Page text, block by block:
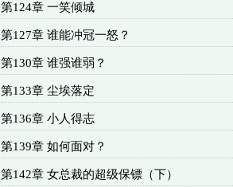
第124章 一笑倾城
第127章 谁能冲冠一怒？
第130章 谁强谁弱？
第133章 尘埃落定
第136章 小人得志
第139章 如何面对？
第142章 女总裁的超级保镖（下）